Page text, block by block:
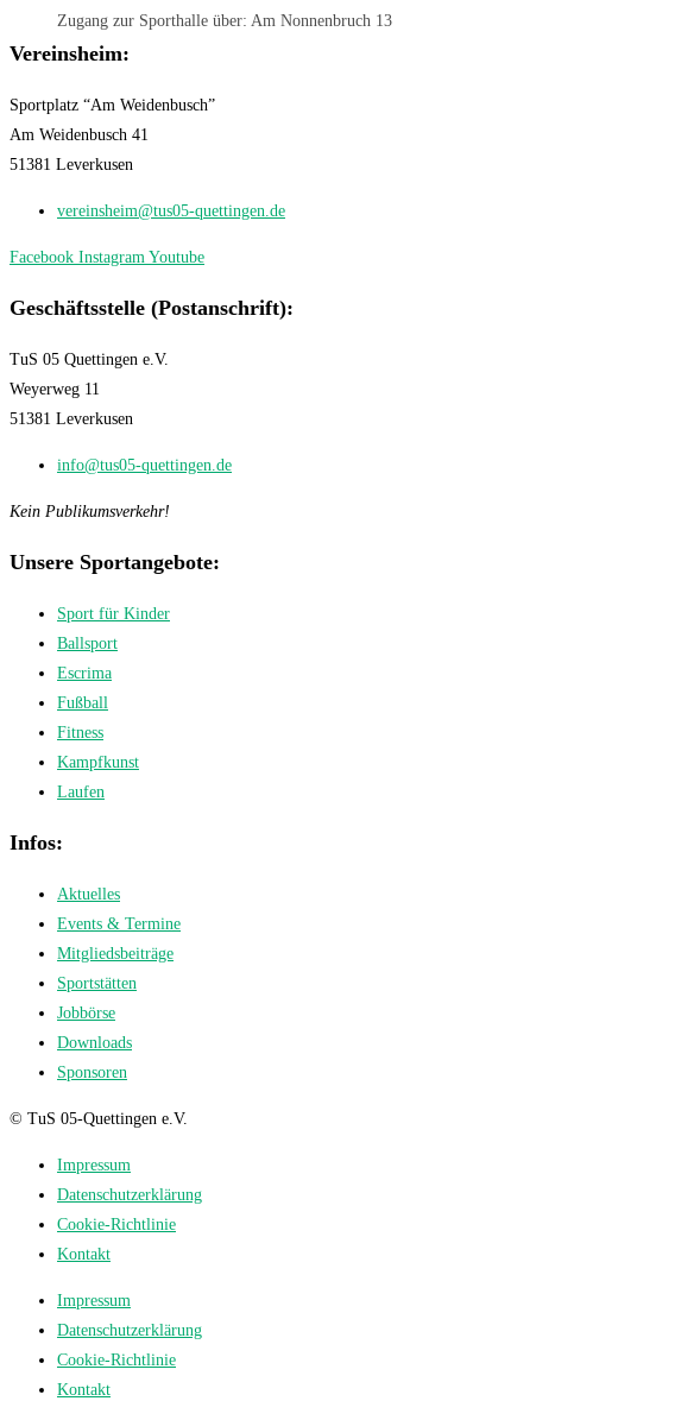
Zugang zur Sporthalle über: Am Nonnenbruch 13
Vereinsheim:
Sportplatz “Am Weidenbusch”
Am Weidenbusch 41
51381 Leverkusen
vereinsheim@tus05-quettingen.de
Facebook Instagram Youtube
Geschäftsstelle (Postanschrift):
TuS 05 Quettingen e.V.
Weyerweg 11
51381 Leverkusen
info@tus05-quettingen.de
Kein Publikumsverkehr!
Unsere Sportangebote:
Sport für Kinder
Ballsport
Escrima
Fußball
Fitness
Kampfkunst
Laufen
Infos:
Aktuelles
Events & Termine
Mitgliedsbeiträge
Sportstätten
Jobbörse
Downloads
Sponsoren
© TuS 05-Quettingen e.V.
Impressum
Datenschutzerklärung
Cookie-Richtlinie
Kontakt
Impressum
Datenschutzerklärung
Cookie-Richtlinie
Kontakt